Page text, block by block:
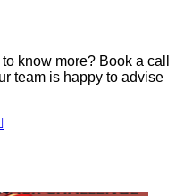
know more? Book a call
team is happy to advise